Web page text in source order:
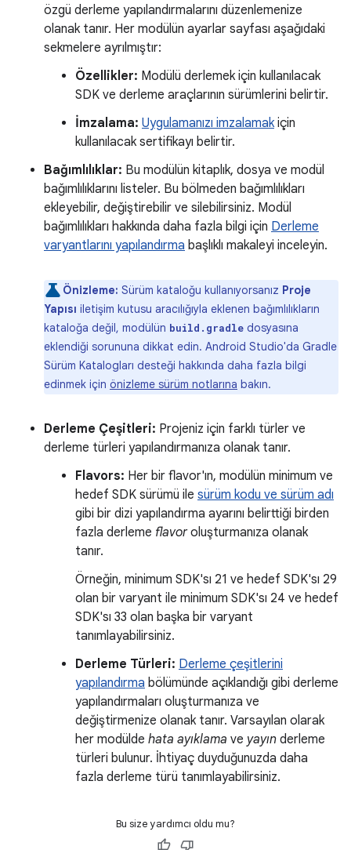
özgü derleme yapılandırmalarını düzenlemenize
olanak tanır. Her modülün ayarlar sayfası aşağıdaki
sekmelere ayrılmıştır:
Özellikler: Modülü derlemek için kullanılacak
SDK ve derleme araçlarının sürümlerini belirtir.
İmzalama: Uygulamanızı imzalamakiçin
kullanılacak sertifikayı belirtir.
Bağımlılıklar: Bu modülün kitaplık, dosya ve modül
bağımlılıklarını listeler. Bu bölmeden bağımlılıkları
ekleyebilir, değiştirebilir ve silebilirsiniz. Modül
bağımlılıkları hakkında daha fazla bilgi için Derleme
varyantlarını yapılandırma başlıklı makaleyi inceleyin.
Önizleme: Sürüm kataloğu kullanıyorsanız Proje
Yapısı iletişim kutusu aracılığıyla eklenen bağımlılıkların
kataloğa değil, modülün build.gradle dosyasına
eklendiği sorununa dikkat edin. Android Studio'da Gradle
Sürüm Katalogları desteği hakkında daha fazla bilgi
edinmek için önizleme sürüm notlarına bakın.
Derleme Çeşitleri: Projeniz için farklı türler ve
derleme türleri yapılandırmanıza olanak tanır.
Flavors: Her bir flavor'ın, modülün minimum ve
hedef SDK sürümü ile sürüm kodu ve sürüm adı
gibi bir dizi yapılandırma ayarını belirttiği birden
fazla derleme flavoroluşturmanıza olanak
tanır.
Örneğin, minimum SDK'sı 21 ve hedef SDK'sı 29
olan bir varyant ile minimum SDK'sı 24 ve hedef
SDK'sı 33 olan başka bir varyant
tanımlayabilirsiniz.
Derleme Türleri: Derleme çeşitlerini
yapılandırma bölümünde açıklandığı gibi derleme
yapılandırmaları oluşturmanıza ve
değiştirmenize olanak tanır. Varsayılan olarak
her modülde hata ayıklama ve yayın derleme
türleri bulunur. İhtiyaç duyduğunuzda daha
fazla derleme türü tanımlayabilirsiniz.
Bu size yardımcı oldu mu?